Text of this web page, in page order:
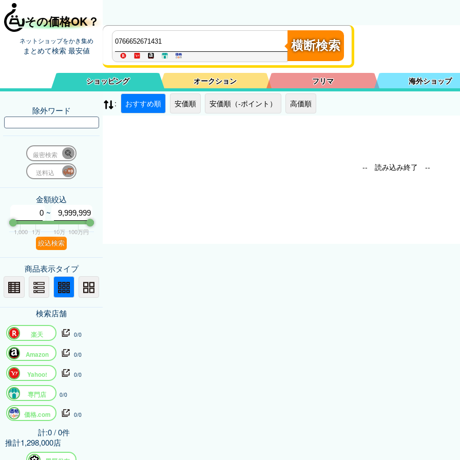
その価格OK？
ネットショップをかき集め
まとめて検索 最安値 横断検索
ショッピング オークション フリマ 海外ショップ
除外ワード
厳密検索
送料込
金額絞込
~
1,000 1万 10万 100万円
絞込検索
商品表示タイプ
検索店舗
楽天 0/0
Amazon 0/0
Yahoo! 0/0
専門店 0/0
価格.com 0/0
計:0 / 0件
推計1,298,000店
: おすすめ順 安価順 安価順（-ポイント） 高価順
-- 読み込み終了 --